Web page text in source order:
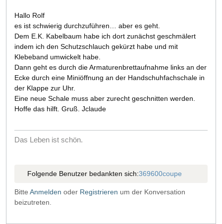
Hallo Rolf
es ist schwierig durchzuführen… aber es geht.
Dem E.K. Kabelbaum habe ich dort zunächst geschmälert
indem ich den Schutzschlauch gekürzt habe und mit
Klebeband umwickelt habe.
Dann geht es durch die Armaturenbrettaufnahme links an der
Ecke durch eine Miniöffnung an der Handschuhfachschale in
der Klappe zur Uhr.
Eine neue Schale muss aber zurecht geschnitten werden.
Hoffe das hilft. Gruß. Jclaude
Das Leben ist schön.
Folgende Benutzer bedankten sich:369600coupe
Bitte Anmelden oder Registrieren um der Konversation
beizutreten.